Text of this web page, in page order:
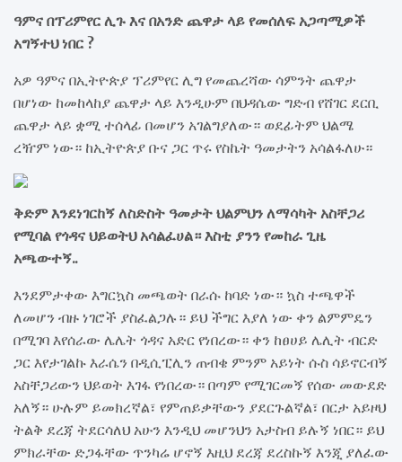
ዓምና በፕሪምየር ሊጉ እና በአንድ ጨዋታ ላይ የመሰለፍ አጋጣሚዎች
አግኝተህ ነበር ?
አዎ ዓምና በኢትዮጵያ ፕሪምየር ሊግ የመጨረሻው ሳምንት ጨዋታ
በሆነው ከመከላከያ ጨዋታ ላይ እንዲሁም በህዳሴው ግድብ የሸገር ደርቢ
ጨዋታ ላይ ቋሚ ተሰላፊ በመሆን አገልግያለው። ወደፊትም ህልሜ
ረዥም ነው። ከኢትዮጵያ ቡና ጋር ጥሩ የስኬት ዓመታትን አሳልፋለሁ።
ቅድም እንደነገርከኝ ለስድስት ዓመታት ህልምህን ለማሳካት አስቸጋሪ
የሚባል የጎዳና ህይወትህ አሳልፈሀል። እስቲ ያንን የመከራ ጊዜ
አጫውተኝ..
እንደምታቀው እግርኳስ መጫወት በራሱ ከባድ ነው። ኳስ ተጫዋች
ለመሆን ብዙ ነገሮች ያስፈልጋሉ። ይህ ችግር እያለ ነው ቀን ልምምዴን
በሚገባ እየሰራው ሌሌት ጎዳና አድር የነበረው። ቀን ከፀሀይ ሌሊት ብርድ
ጋር እየታገልኩ እራሴን በዲሲፒሊን ጠብቄ ምንም አይነት ሱስ ሳይኖርብኝ
አስቸጋሪውን ህይወት እገፋ የነበረው። በጣም የሚገርመኝ የሰው መውደድ
አለኝ። ሁሉም ይመክረኛል፣ የምጠይቃቸውን ያደርጉልኛል፣ በርታ አይዞህ
ትልቅ ደረጃ ትደርሳለህ አሁን እንዲህ መሆንህን አታስብ ይሉኝ ነበር። ይህ
ምክራቸው ድጋፋቸው ጥንካሬ ሆኖኝ እዚህ ደረጃ ደረስኩኝ እንጂ ያለፈው